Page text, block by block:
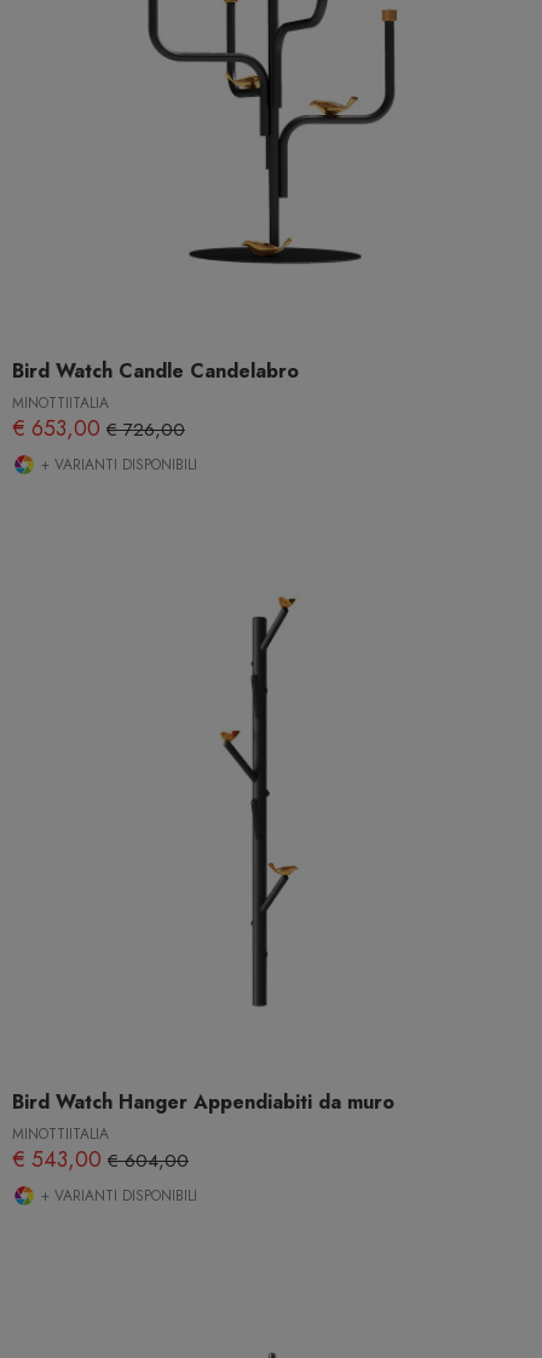
Bird Watch Candle Candelabro
MINOTTIITALIA
€ 653,00 € 726,00
+ VARIANTI DISPONIBILI
Bird Watch Hanger Appendiabiti da muro
MINOTTIITALIA
€ 543,00 € 604,00
+ VARIANTI DISPONIBILI